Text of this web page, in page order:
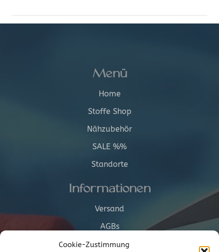
Cookie-Zustimmung
Menü
Home
Stoffe Shop
Nähzubehör
SALE %%
Standorte
Informationen
Versand
AGBs
Cookie-Richtlinie (EU)